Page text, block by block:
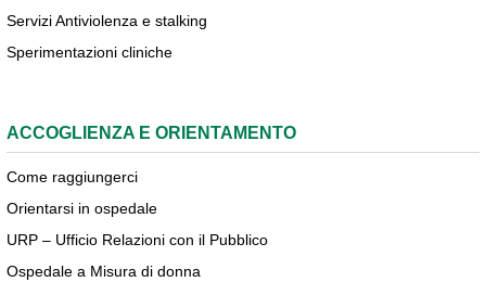
Servizi Antiviolenza e stalking
Sperimentazioni cliniche
ACCOGLIENZA E ORIENTAMENTO
Come raggiungerci
Orientarsi in ospedale
URP – Ufficio Relazioni con il Pubblico
Ospedale a Misura di donna